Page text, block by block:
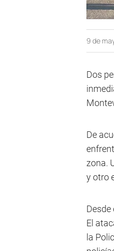
9 de
Dos
De
zona.
y otro
El
la